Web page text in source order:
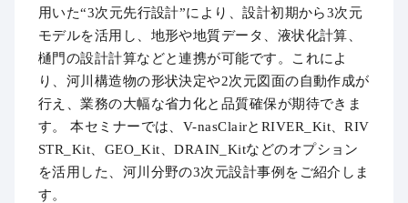
用いた“3次元先行設計”により、設計初期から3次元
モデルを活用し、地形や地質データ、液状化計算、
樋門の設計計算などと連携が可能です。これによ
り、河川構造物の形状決定や2次元図面の自動作成が
行え、業務の大幅な省力化と品質確保が期待できま
す。 本セミナーでは、V-nasClairとRIVER_Kit、RIV
STR_Kit、GEO_Kit、DRAIN_Kitなどのオプション
を活用した、河川分野の3次元設計事例をご紹介しま
す。